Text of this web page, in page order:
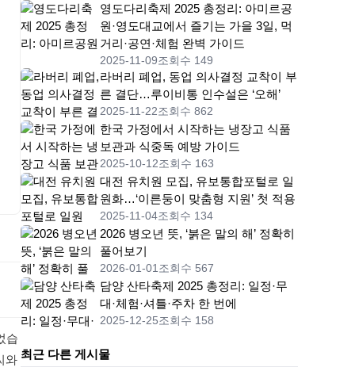
습
와
영도다리축제 2025 총정리: 아미르공
원·영도대교에서 즐기는 가을 3일, 먹
거리·공연·체험 완벽 가이드
2025-11-09조회수 149
라버리 폐업, 동업 의사결정 교착이 부
른 결단…루이비통 인수설은 ‘오해’
2025-11-22조회수 862
한국 가정에서 시작하는 냉장고 식품
보관과 식중독 예방 가이드
2025-10-12조회수 163
대전 유치원 모집, 유보통합포털로 일
원화…‘이른둥이 맞춤형 지원’ 첫 적용
2025-11-04조회수 134
2026 병오년 뜻, ‘붉은 말의 해’ 정확히
풀어보기
2026-01-01조회수 567
담양 산타축제 2025 총정리: 일정·무
대·체험·셔틀·주차 한 번에
2025-12-25조회수 158
최근 다른 게시물